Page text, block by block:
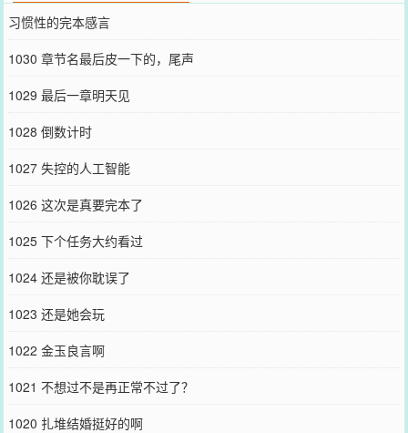
习惯性的完本感言
1030 章节名最后皮一下的，尾声
1029 最后一章明天见
1028 倒数计时
1027 失控的人工智能
1026 这次是真要完本了
1025 下个任务大约看过
1024 还是被你耽误了
1023 还是她会玩
1022 金玉良言啊
1021 不想过不是再正常不过了？
1020 扎堆结婚挺好的啊